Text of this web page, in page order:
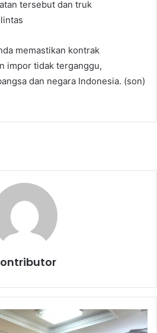
tersebut dan truk
memastikan kontrak
impor tidak terganggu,
dan negara Indonesia. (son)